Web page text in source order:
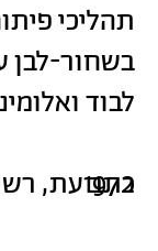
כתב עת,
תהליכי
בשחור-לבן
לבוד
1972